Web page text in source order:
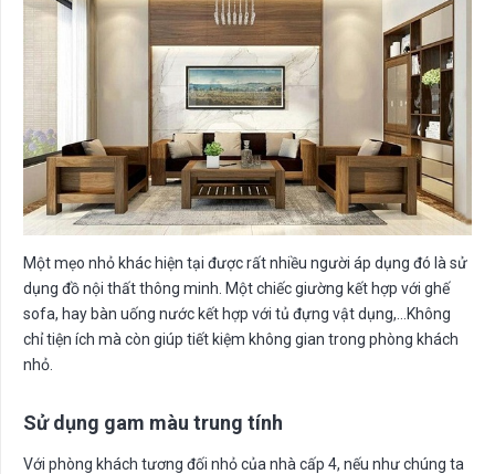
Một mẹo nhỏ khác hiện tại được rất nhiều người áp dụng đó là sử
dụng đồ nội thất thông minh. Một chiếc giường kết hợp với ghế
sofa, hay bàn uống nước kết hợp với tủ đựng vật dụng,…Không
chỉ tiện ích mà còn giúp tiết kiệm không gian trong phòng khách
nhỏ.
Sử dụng gam màu trung tính
Với phòng khách tương đối nhỏ của nhà cấp 4, nếu như chúng ta